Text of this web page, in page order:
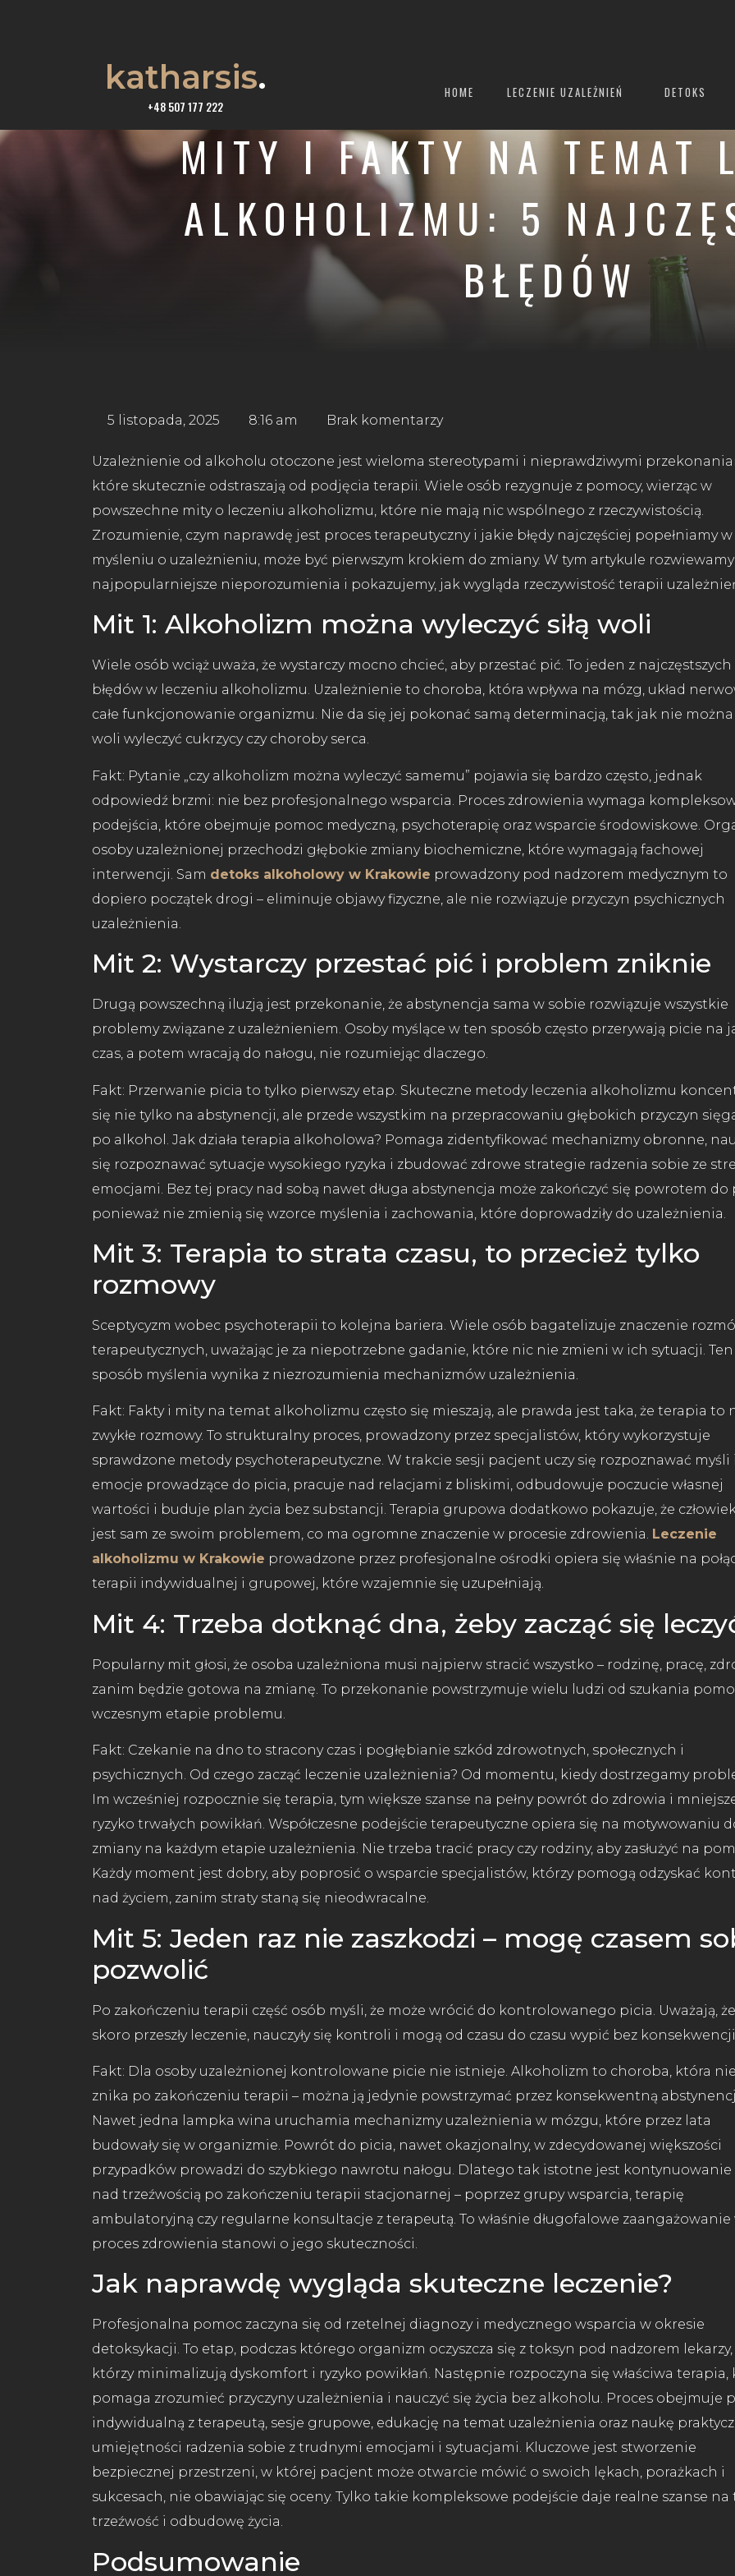
katharsis.
+48 507 177 222
HOME LECZENIE UZALEŻNIEŃ DETOKS
MITY I FAKTY NA TEMAT
ALKOHOLIZMU: 5
BŁĘDÓW
5 listopada, 2025 8:16 am Brak komentarzy
Uzależnienie od alkoholu otoczone jest wieloma stereotypami i nieprawdziwymi
które skutecznie odstraszają od podjęcia terapii. Wiele osób rezygnuje z pomocy, wierząc w
powszechne mity o leczeniu alkoholizmu, które nie mają nic wspólnego z rzeczywistością.
Zrozumienie, czym naprawdę jest proces terapeutyczny i jakie błędy najczęściej popełniamy w
myśleniu o uzależnieniu, może być pierwszym krokiem do zmiany. W tym artykule rozwiewamy
najpopularniejsze nieporozumienia i pokazujemy, jak wygląda rzeczywistość terapii
Mit 1: Alkoholizm można wyleczyć siłą woli
Wiele osób wciąż uważa, że wystarczy mocno chcieć, aby przestać pić. To jeden z najczęstszych
błędów w leczeniu alkoholizmu. Uzależnienie to choroba, która wpływa na mózg, układ
całe funkcjonowanie organizmu. Nie da się jej pokonać samą determinacją, tak jak nie można
woli wyleczyć cukrzycy czy choroby serca.
Fakt: Pytanie „czy alkoholizm można wyleczyć samemu” pojawia się bardzo często, jednak
odpowiedź brzmi: nie bez profesjonalnego wsparcia. Proces zdrowienia wymaga
podejścia, które obejmuje pomoc medyczną, psychoterapię oraz wsparcie środowiskowe.
osoby uzależnionej przechodzi głębokie zmiany biochemiczne, które wymagają fachowej
interwencji. Sam detoks alkoholowy w Krakowie prowadzony pod nadzorem medycznym to
dopiero początek drogi – eliminuje objawy fizyczne, ale nie rozwiązuje przyczyn psychicznych
uzależnienia.
Mit 2: Wystarczy przestać pić i problem zniknie
Drugą powszechną iluzją jest przekonanie, że abstynencja sama w sobie rozwiązuje wszystkie
problemy związane z uzależnieniem. Osoby myślące w ten sposób często przerywają picie na
czas, a potem wracają do nałogu, nie rozumiejąc dlaczego.
Fakt: Przerwanie picia to tylko pierwszy etap. Skuteczne metody leczenia alkoholizmu
się nie tylko na abstynencji, ale przede wszystkim na przepracowaniu głębokich przyczyn
po alkohol. Jak działa terapia alkoholowa? Pomaga zidentyfikować mechanizmy obronne,
się rozpoznawać sytuacje wysokiego ryzyka i zbudować zdrowe strategie radzenia sobie ze
emocjami. Bez tej pracy nad sobą nawet długa abstynencja może zakończyć się powrotem do
ponieważ nie zmienią się wzorce myślenia i zachowania, które doprowadziły do uzależnienia.
Mit 3: Terapia to strata czasu, to przecież tylko
rozmowy
Sceptycyzm wobec psychoterapii to kolejna bariera. Wiele osób bagatelizuje znaczenie
terapeutycznych, uważając je za niepotrzebne gadanie, które nic nie zmieni w ich sytuacji. Ten
sposób myślenia wynika z niezrozumienia mechanizmów uzależnienia.
Fakt: Fakty i mity na temat alkoholizmu często się mieszają, ale prawda jest taka, że terapia to
zwykłe rozmowy. To strukturalny proces, prowadzony przez specjalistów, który wykorzystuje
sprawdzone metody psychoterapeutyczne. W trakcie sesji pacjent uczy się rozpoznawać myśli i
emocje prowadzące do picia, pracuje nad relacjami z bliskimi, odbudowuje poczucie własnej
wartości i buduje plan życia bez substancji. Terapia grupowa dodatkowo pokazuje, że
jest sam ze swoim problemem, co ma ogromne znaczenie w procesie zdrowienia. Leczenie
alkoholizmu w Krakowie prowadzone przez profesjonalne ośrodki opiera się właśnie na
terapii indywidualnej i grupowej, które wzajemnie się uzupełniają.
Mit 4: Trzeba dotknąć dna, żeby zacząć się
Popularny mit głosi, że osoba uzależniona musi najpierw stracić wszystko – rodzinę, pracę,
zanim będzie gotowa na zmianę. To przekonanie powstrzymuje wielu ludzi od szukania
wczesnym etapie problemu.
Fakt: Czekanie na dno to stracony czas i pogłębianie szkód zdrowotnych, społecznych i
psychicznych. Od czego zacząć leczenie uzależnienia? Od momentu, kiedy dostrzegamy
Im wcześniej rozpocznie się terapia, tym większe szanse na pełny powrót do zdrowia i
ryzyko trwałych powikłań. Współczesne podejście terapeutyczne opiera się na motywowaniu
zmiany na każdym etapie uzależnienia. Nie trzeba tracić pracy czy rodziny, aby zasłużyć na
Każdy moment jest dobry, aby poprosić o wsparcie specjalistów, którzy pomogą odzyskać
nad życiem, zanim straty staną się nieodwracalne.
Mit 5: Jeden raz nie zaszkodzi – mogę czasem
pozwolić
Po zakończeniu terapii część osób myśli, że może wrócić do kontrolowanego picia. Uważają, że
skoro przeszły leczenie, nauczyły się kontroli i mogą od czasu do czasu wypić bez konsekwencji.
Fakt: Dla osoby uzależnionej kontrolowane picie nie istnieje. Alkoholizm to choroba, która nie
znika po zakończeniu terapii – można ją jedynie powstrzymać przez konsekwentną
Nawet jedna lampka wina uruchamia mechanizmy uzależnienia w mózgu, które przez lata
budowały się w organizmie. Powrót do picia, nawet okazjonalny, w zdecydowanej większości
przypadków prowadzi do szybkiego nawrotu nałogu. Dlatego tak istotne jest kontynuowanie
nad trzeźwością po zakończeniu terapii stacjonarnej – poprzez grupy wsparcia, terapię
ambulatoryjną czy regularne konsultacje z terapeutą. To właśnie długofalowe zaangażowanie
proces zdrowienia stanowi o jego skuteczności.
Jak naprawdę wygląda skuteczne leczenie?
Profesjonalna pomoc zaczyna się od rzetelnej diagnozy i medycznego wsparcia w okresie
detoksykacji. To etap, podczas którego organizm oczyszcza się z toksyn pod nadzorem lekarzy,
którzy minimalizują dyskomfort i ryzyko powikłań. Następnie rozpoczyna się właściwa terapia,
pomaga zrozumieć przyczyny uzależnienia i nauczyć się życia bez alkoholu. Proces obejmuje
indywidualną z terapeutą, sesje grupowe, edukację na temat uzależnienia oraz naukę
umiejętności radzenia sobie z trudnymi emocjami i sytuacjami. Kluczowe jest stworzenie
bezpiecznej przestrzeni, w której pacjent może otwarcie mówić o swoich lękach, porażkach i
sukcesach, nie obawiając się oceny. Tylko takie kompleksowe podejście daje realne szanse na
trzeźwość i odbudowę życia.
Podsumowanie